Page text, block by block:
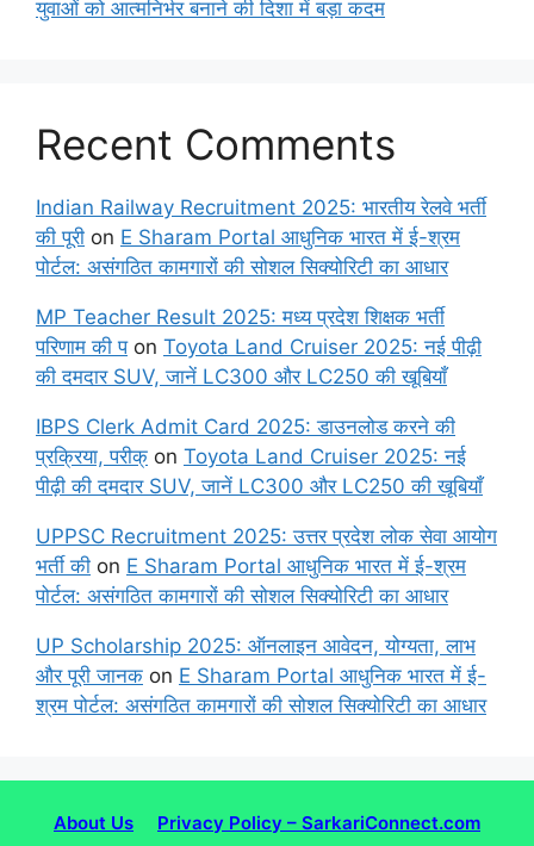
युवाओं को आत्मनिर्भर बनाने की दिशा में बड़ा कदम
Recent Comments
Indian Railway Recruitment 2025: भारतीय रेलवे भर्ती
की पूरी on E Sharam Portal आधुनिक भारत में ई-श्रम
पोर्टल: असंगठित कामगारों की सोशल सिक्योरिटी का आधार
MP Teacher Result 2025: मध्य प्रदेश शिक्षक भर्ती
परिणाम की पon Toyota Land Cruiser 2025: नई पीढ़ी
की दमदार SUV, जानें LC300 और LC250 की खूबियाँ
IBPS Clerk Admit Card 2025: डाउनलोड करने की
प्रक्रिया, परीक् on Toyota Land Cruiser 2025: नई
पीढ़ी की दमदार SUV, जानें LC300 और LC250 की खूबियाँ
UPPSC Recruitment 2025: उत्तर प्रदेश लोक सेवा आयोग
भर्ती की on E Sharam Portal आधुनिक भारत में ई-श्रम
पोर्टल: असंगठित कामगारों की सोशल सिक्योरिटी का आधार
UP Scholarship 2025: ऑनलाइन आवेदन, योग्यता, लाभ
और पूरी जानक on E Sharam Portal आधुनिक भारत में ई-
श्रम पोर्टल: असंगठित कामगारों की सोशल सिक्योरिटी का आधार
About Us Privacy Policy – SarkariConnect.com